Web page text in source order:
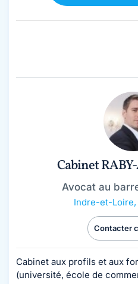
Cabinet
Avocat au
Indre-et-Loire,
Contacter
Cabinet aux profils et aux
(université, école de